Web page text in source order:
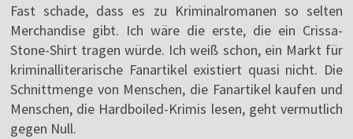
Fast schade, dass es zu Kriminalromanen so selten
Merchandise gibt. Ich wäre die erste, die ein Crissa-
Stone-Shirt tragen würde. Ich weiß schon, ein Markt für
kriminalliterarische Fanartikel existiert quasi nicht. Die
Schnittmenge von Menschen, die Fanartikel kaufen und
Menschen, die Hardboiled-Krimis lesen, geht vermutlich
gegen Null.